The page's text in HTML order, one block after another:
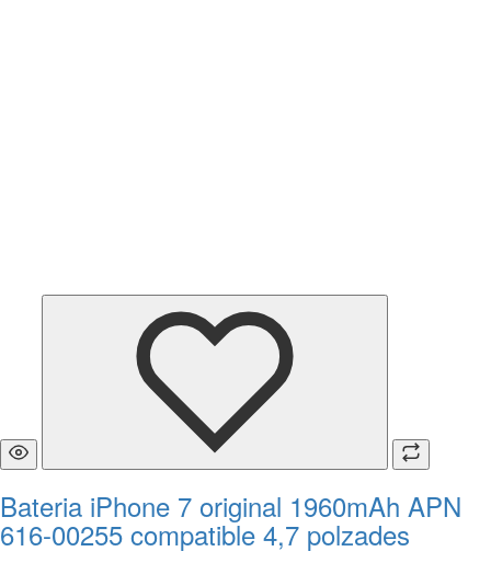
Bateria iPhone 7 original 1960mAh APN
616-00255 compatible 4,7 polzades